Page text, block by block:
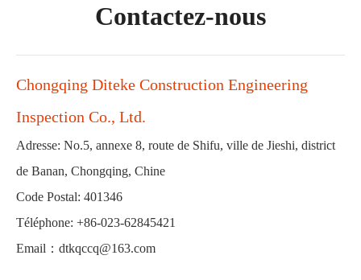
Contactez-nous
Chongqing Diteke Construction Engineering
Inspection Co., Ltd.
Adresse: No.5, annexe 8, route de Shifu, ville de Jieshi, district
de Banan, Chongqing, Chine
Code Postal: 401346
Téléphone: +86-023-62845421
Email： dtkqccq@163.com